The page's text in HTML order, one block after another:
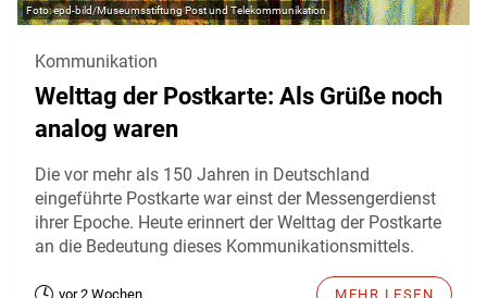
epd-bild/Museumsstiftung Post und Telekommunikation
Kommunikation
Welttag der Postkarte: Als Grüße noch
analog waren
Die vor mehr als 150 Jahren in Deutschland
eingeführte Postkarte war einst der Messengerdienst
ihrer Epoche. Heute erinnert der Welttag der Postkarte
an die Bedeutung dieses Kommunikationsmittels.
vor 2 Wochen MEHR LESEN